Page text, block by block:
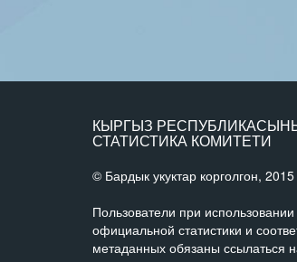
КЫРГЫЗ
СТАТИСТИКА КОМИТЕТИ
© Бардык укуктар корголгон, 2015
Пользователи при
официальной статистики и
метаданных обязаны ссылаться